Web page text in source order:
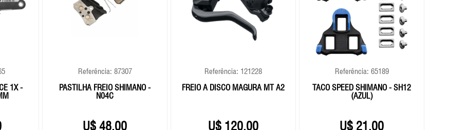
1X -
Referência: 87307
PASTILHA FREIO SHIMANO -
N04C
48,00
Referência: 121228
FREIO A DISCO MAGURA MT A2
120,00
Referência: 65189
TACO SPEED SHIMANO - SH12
(AZUL)
21,00